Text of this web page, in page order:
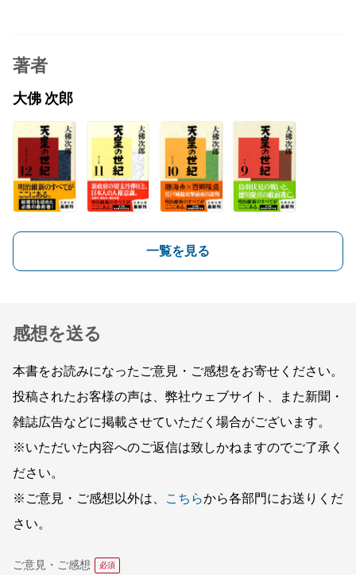
著者
大佛 次郎
一覧を見る
感想を送る
本書をお読みになったご意見・ご感想をお寄せください。
投稿されたお客様の声は、弊社ウェブサイト、また新聞・
雑誌広告などに掲載させていただく場合がございます。
※いただいた内容へのご返信は致しかねますのでご了承く
ださい。
※ご意見・ご感想以外は、
こちらから各部門にお送りくだ
さい。
ご意見・ご感想